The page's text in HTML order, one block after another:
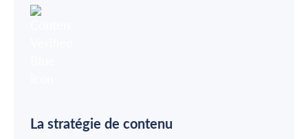
La stratégie de contenu